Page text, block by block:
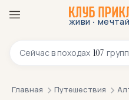
живи · мечтай
Сейчас в походах 1078 800
Главная Путешествия